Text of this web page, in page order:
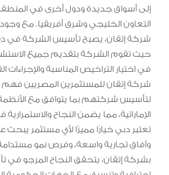
إلى أسواق جديدة ودول أخرى في
التعاون الخليجي وشرق أفريقيا. مع
شركة إتقان، يصبح تأسيس الشركة في
حيث تقوم الشركة بتقديم جميع
في اختيار التراخيص المناسبة والإجراءات
شركة إتقان للمستثمرين المصريين فهم
لتأسيس شركتهم بما يتوافق مع الأنظمة
الإماراتية، مما يضمن النجاح
تعتبر دبي خيارًا مميزًا لأي مستثمر يبحث
وآفاق تجارية واسعة، وفرص نمو
بشركة إتقان، يتحقق النجاح المرجو